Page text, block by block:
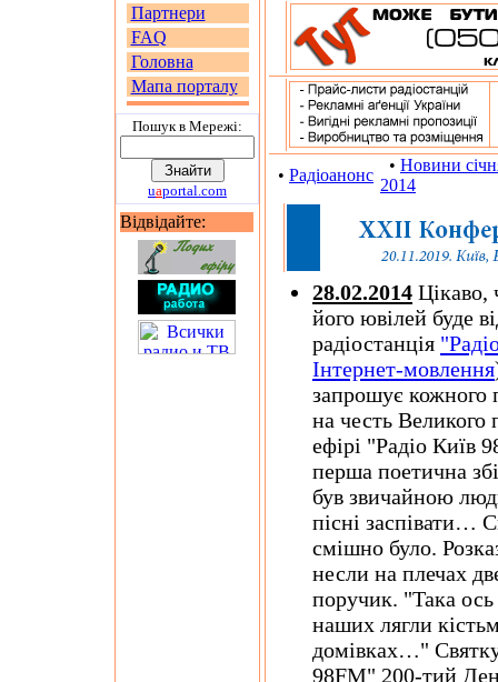
Партнери
FAQ
Головна
Мапа порталу
Пошук в Мережi:
uaportal.com
Відвідайте:
• Радіоанонс
• Новини
2014
28.02.2014 Цікаво,
його ювілей буде
радіостанція
Інтернет-мовлення
запрошує кожного
на честь Великого
ефірі "Радіо Київ
перша поетична
був звичайною
пісні заспівати…
смішно було.
несли на плечах
поручик. "Така ось
наших лягли
домівках…"
98FM" 200-тий